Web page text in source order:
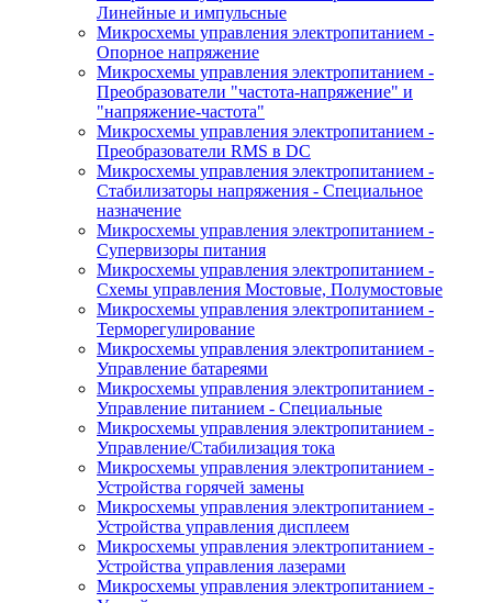
Линейные и импульсные
Микросхемы управления электропитанием -
Опорное напряжение
Микросхемы управления электропитанием -
Преобразователи "частота-напряжение" и
"напряжение-частота"
Микросхемы управления электропитанием -
Преобразователи RMS в DC
Микросхемы управления электропитанием -
Стабилизаторы напряжения - Специальное
назначение
Микросхемы управления электропитанием -
Супервизоры питания
Микросхемы управления электропитанием -
Схемы управления Мостовые, Полумостовые
Микросхемы управления электропитанием -
Терморегулирование
Микросхемы управления электропитанием -
Управление батареями
Микросхемы управления электропитанием -
Управление питанием - Специальные
Микросхемы управления электропитанием -
Управление/Стабилизация тока
Микросхемы управления электропитанием -
Устройства горячей замены
Микросхемы управления электропитанием -
Устройства управления дисплеем
Микросхемы управления электропитанием -
Устройства управления лазерами
Микросхемы управления электропитанием -